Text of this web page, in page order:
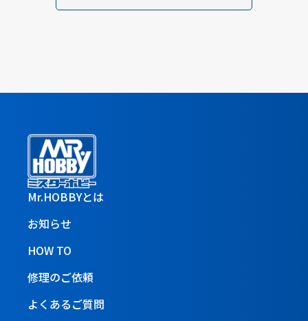
Mr.HOBBYとは
お知らせ
HOW TO
修理のご依頼
よくあるご質問